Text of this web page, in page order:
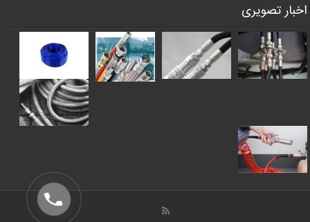
اخبار تصویری